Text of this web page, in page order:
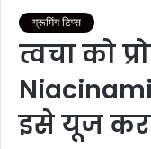
ग्रूमिंग टिप्स
त्वचा को
इसे यूज